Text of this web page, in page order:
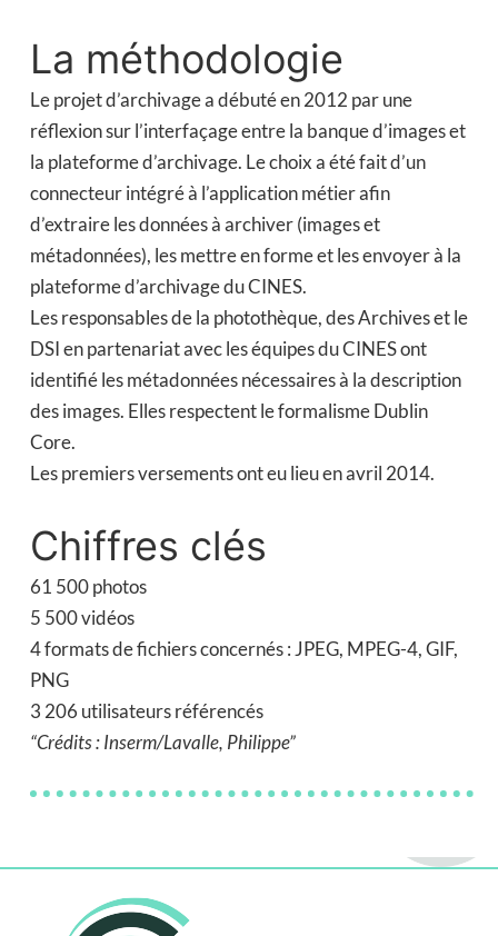
La méthodologie
Le projet d’archivage a débuté en 2012 par une
réflexion sur l’interfaçage entre la banque d’images et
la plateforme d’archivage. Le choix a été fait d’un
connecteur intégré à l’application métier afin
d’extraire les données à archiver (images et
métadonnées), les mettre en forme et les envoyer à la
plateforme d’archivage du CINES.
Les responsables de la photothèque, des Archives et le
DSI en partenariat avec les équipes du CINES ont
identifié les métadonnées nécessaires à la description
des images. Elles respectent le formalisme Dublin
Core.
Les premiers versements ont eu lieu en avril 2014.
Chiffres clés
61 500 photos
5 500 vidéos
4 formats de fichiers concernés : JPEG, MPEG-4, GIF,
PNG
3 206 utilisateurs référencés
“Crédits : Inserm/Lavalle, Philippe”